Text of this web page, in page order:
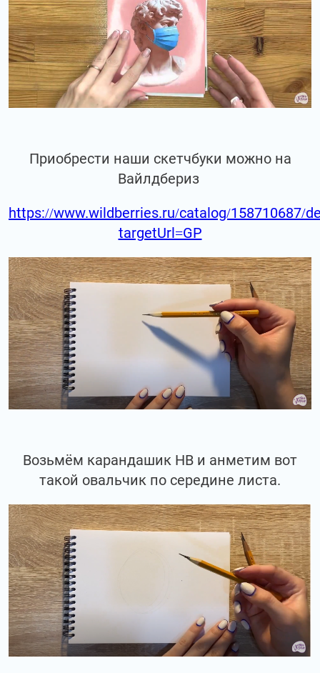
Приобрести наши скетчбуки можно на
Вайлдбериз
https://www.wildberries.ru/catalog/158710687/
targetUrl=GP
Возьмём карандашик НВ и анметим вот
такой овальчик по середине листа.